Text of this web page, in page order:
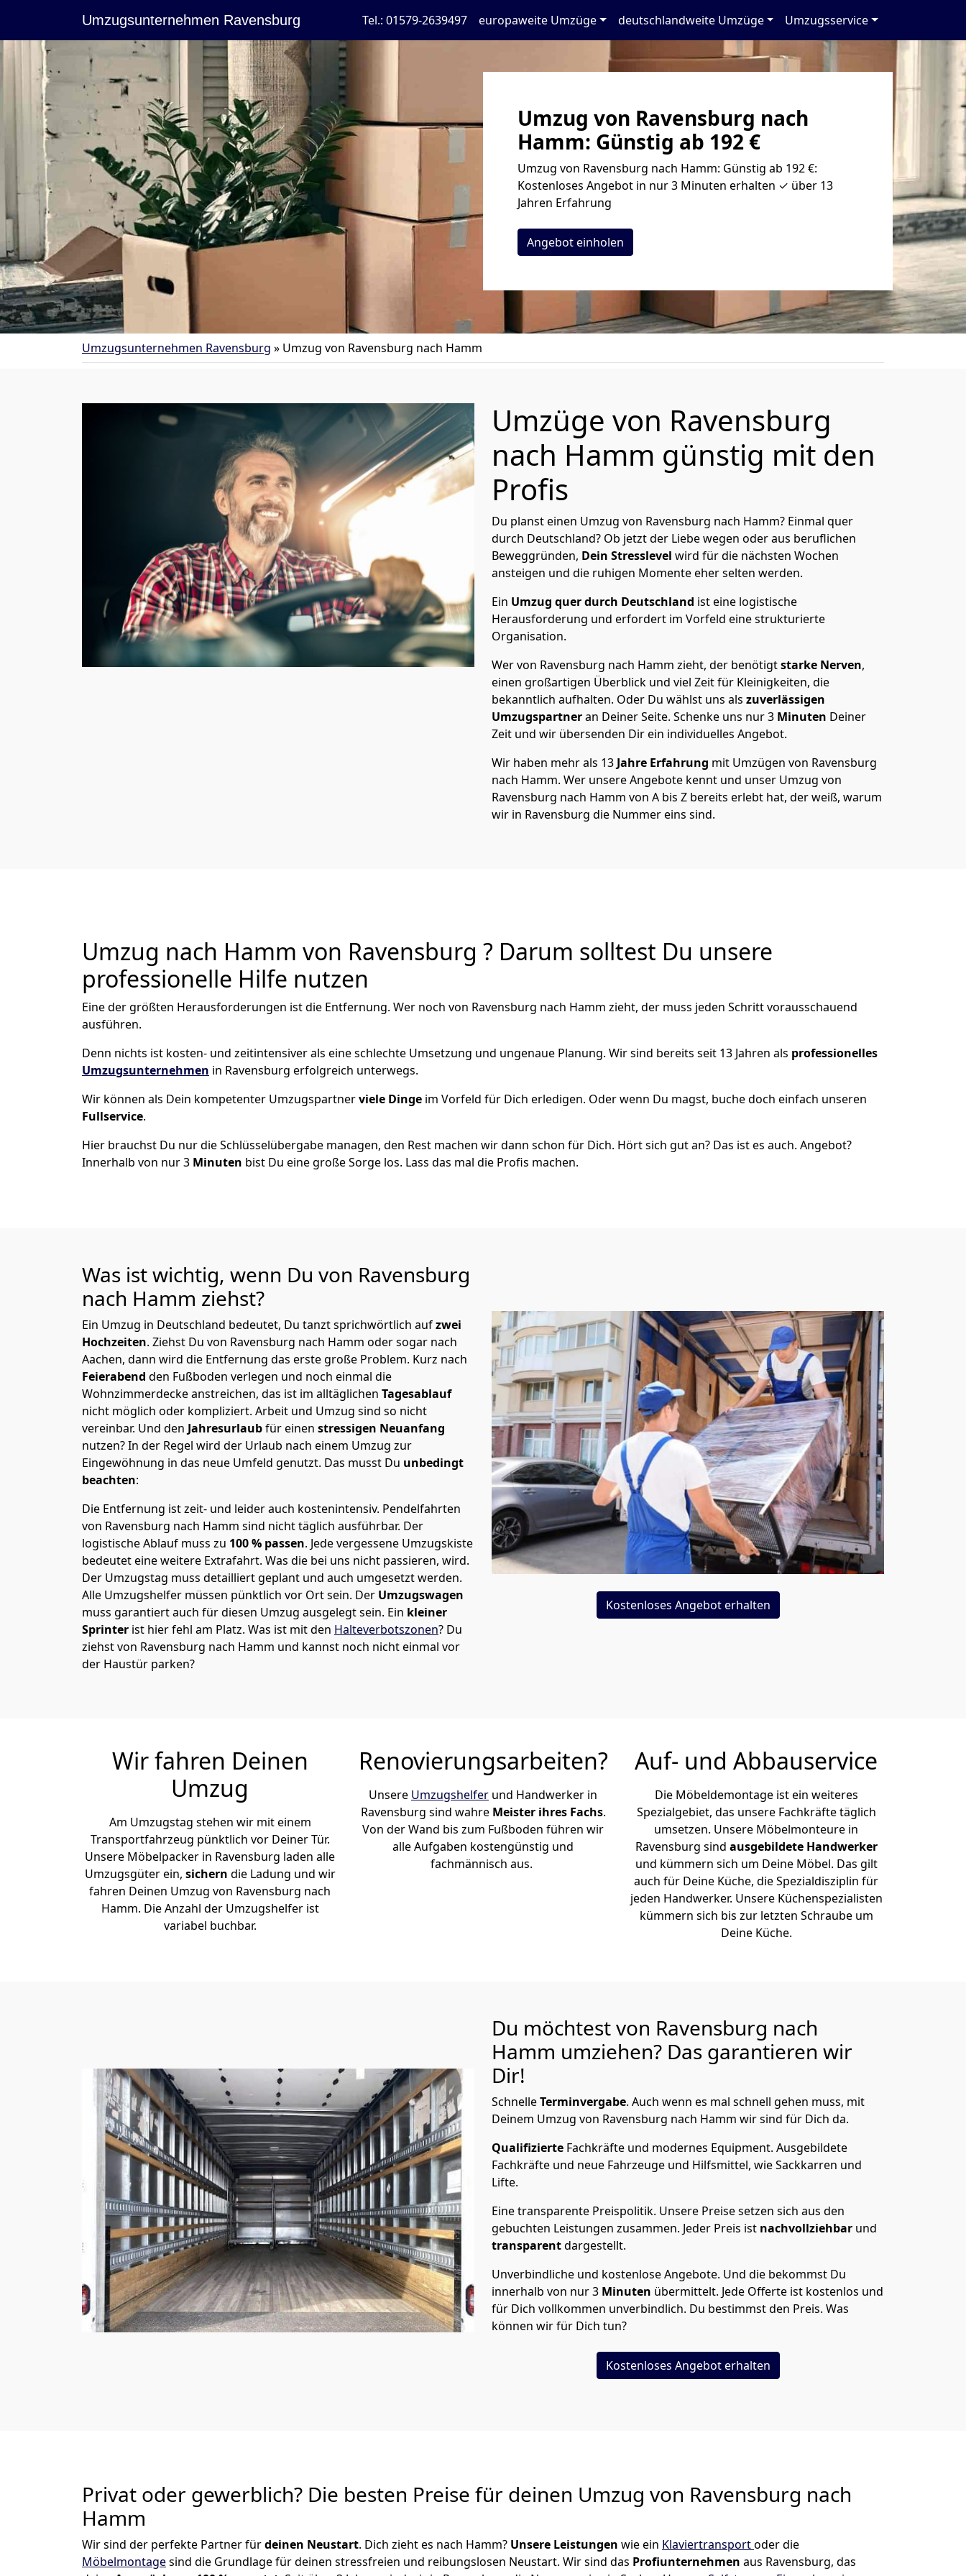
Umzugsunternehmen Ravensburg Tel.: 01579-2639497 europaweite Umzüge deutschlandweite Umzüge Umzugsservice
Umzug von Ravensburg nach
Hamm: Günstig ab 192 €
Umzug von Ravensburg nach Hamm: Günstig ab 192 €:
Kostenloses Angebot in nur 3 Minuten erhalten ✓ über 13
Jahren Erfahrung
Angebot einholen
Umzugsunternehmen Ravensburg » Umzug von Ravensburg nach Hamm
Umzüge von Ravensburg
nach Hamm günstig mit den
Profis
Du planst einen Umzug von Ravensburg nach Hamm? Einmal quer
durch Deutschland? Ob jetzt der Liebe wegen oder aus beruflichen
Beweggründen, Dein Stresslevel wird für die nächsten Wochen
ansteigen und die ruhigen Momente eher selten werden.
Ein Umzug quer durch Deutschland ist eine logistische
Herausforderung und erfordert im Vorfeld eine strukturierte
Organisation.
Wer von Ravensburg nach Hamm zieht, der benötigtstarke Nerven,
einen großartigen Überblick und viel Zeit für Kleinigkeiten, die
bekanntlich aufhalten. Oder Du wählst uns als zuverlässigen
Umzugspartneran Deiner Seite. Schenke uns nur3 Minuten Deiner
Zeit und wir übersenden Dir ein individuelles Angebot.
Wir haben mehr als 13 Jahre Erfahrung mit Umzügen von Ravensburg
nach Hamm. Wer unsere Angebote kennt und unser Umzug von
Ravensburg nach Hamm von A bis Z bereits erlebt hat, der weiß, warum
wir in Ravensburg die Nummer eins sind.
Umzug nach Hamm von Ravensburg ? Darum solltest Du unsere
professionelle Hilfe nutzen
Eine der größten Herausforderungen ist die Entfernung. Wer noch von Ravensburg nach Hamm zieht, der muss jeden Schritt vorausschauend
ausführen.
Denn nichts ist kosten- und zeitintensiver als eine schlechte Umsetzung und ungenaue Planung. Wir sind bereits seit 13 Jahren als professionelles
Umzugsunternehmen in Ravensburg erfolgreich unterwegs.
Wir können als Dein kompetenter Umzugspartnerviele Dinge im Vorfeld für Dich erledigen. Oder wenn Du magst, buche doch einfach unseren
Fullservice.
Hier brauchst Du nur die Schlüsselübergabe managen, den Rest machen wir dann schon für Dich. Hört sich gut an? Das ist es auch. Angebot?
Innerhalb von nur 3 Minuten bist Du eine große Sorge los. Lass das mal die Profis machen.
Was ist wichtig, wenn Du von Ravensburg
nach Hamm ziehst?
Ein Umzug in Deutschland bedeutet, Du tanzt sprichwörtlich aufzwei
Hochzeiten. Ziehst Du von Ravensburg nach Hamm oder sogar nach
Aachen, dann wird die Entfernung das erste große Problem. Kurz nach
Feierabend den Fußboden verlegen und noch einmal die
Wohnzimmerdecke anstreichen, das ist im alltäglichen Tagesablauf
nicht möglich oder kompliziert. Arbeit und Umzug sind so nicht
vereinbar. Und den Jahresurlaubfür einen stressigen Neuanfang
nutzen? In der Regel wird der Urlaub nach einem Umzug zur
Eingewöhnung in das neue Umfeld genutzt. Das musst Du unbedingt
beachten:
Die Entfernung ist zeit- und leider auch kostenintensiv. Pendelfahrten
von Ravensburg nach Hamm sind nicht täglich ausführbar. Der
logistische Ablauf muss zu 100 % passen. Jede vergessene Umzugskiste
bedeutet eine weitere Extrafahrt. Was die bei uns nicht passieren, wird.
Der Umzugstag muss detailliert geplant und auch umgesetzt werden.
Alle Umzugshelfer müssen pünktlich vor Ort sein. Der Umzugswagen
muss garantiert auch für diesen Umzug ausgelegt sein. Ein kleiner
Sprinter ist hier fehl am Platz. Was ist mit den Halteverbotszonen? Du
ziehst von Ravensburg nach Hamm und kannst noch nicht einmal vor
der Haustür parken?
Kostenloses Angebot erhalten
Wir fahren Deinen
Umzug
Am Umzugstag stehen wir mit einem
Transportfahrzeug pünktlich vor Deiner Tür.
Unsere Möbelpacker in Ravensburg laden alle
Umzugsgüter ein, sichern die Ladung und wir
fahren Deinen Umzug von Ravensburg nach
Hamm. Die Anzahl der Umzugshelfer ist
variabel buchbar.
Renovierungsarbeiten?
Unsere Umzugshelfer und Handwerker in
Ravensburg sind wahre Meister ihres Fachs.
Von der Wand bis zum Fußboden führen wir
alle Aufgaben kostengünstig und
fachmännisch aus.
Auf- und Abbauservice
Die Möbeldemontage ist ein weiteres
Spezialgebiet, das unsere Fachkräfte täglich
umsetzen. Unsere Möbelmonteure in
Ravensburg sind ausgebildete Handwerker
und kümmern sich um Deine Möbel. Das gilt
auch für Deine Küche, die Spezialdisziplin für
jeden Handwerker. Unsere Küchenspezialisten
kümmern sich bis zur letzten Schraube um
Deine Küche.
Du möchtest von Ravensburg nach
Hamm umziehen? Das garantieren wir
Dir!
SchnelleTerminvergabe. Auch wenn es mal schnell gehen muss, mit
Deinem Umzug von Ravensburg nach Hamm wir sind für Dich da.
Qualifizierte Fachkräfte und modernes Equipment. Ausgebildete
Fachkräfte und neue Fahrzeuge und Hilfsmittel, wie Sackkarren und
Lifte.
Eine transparente Preispolitik. Unsere Preise setzen sich aus den
gebuchten Leistungen zusammen. Jeder Preis ist nachvollziehbar und
transparentdargestellt.
Unverbindliche und kostenlose Angebote. Und die bekommst Du
innerhalb von nur3 Minuten übermittelt. Jede Offerte ist kostenlos und
für Dich vollkommen unverbindlich. Du bestimmst den Preis. Was
können wir für Dich tun?
Kostenloses Angebot erhalten
Privat oder gewerblich? Die besten Preise für deinen Umzug von Ravensburg nach
Hamm
Wir sind der perfekte Partner fürdeinen Neustart. Dich zieht es nach Hamm? Unsere Leistungen wie ein Klaviertransportoder die
Möbelmontagesind die Grundlage für deinen stressfreien und reibungslosen Neustart. Wir sind das Profiunternehmen aus Ravensburg, das